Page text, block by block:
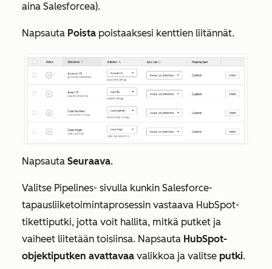
aina Salesforcea).
Napsauta Poista poistaaksesi kenttien liitännät.
Napsauta Seuraava.
Valitse Pipelines- sivulla kunkin Salesforce-
tapausliiketoimintaprosessin vastaava HubSpot-
tikettiputki, jotta voit hallita, mitkä putket ja
vaiheet liitetään toisiinsa. Napsauta HubSpot-
objektiputken avattavaa valikkoa ja valitse putki.